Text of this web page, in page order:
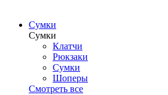
Сумки
Сумки
Клатчи
Рюкзаки
Сумки
Шоперы
Смотреть все